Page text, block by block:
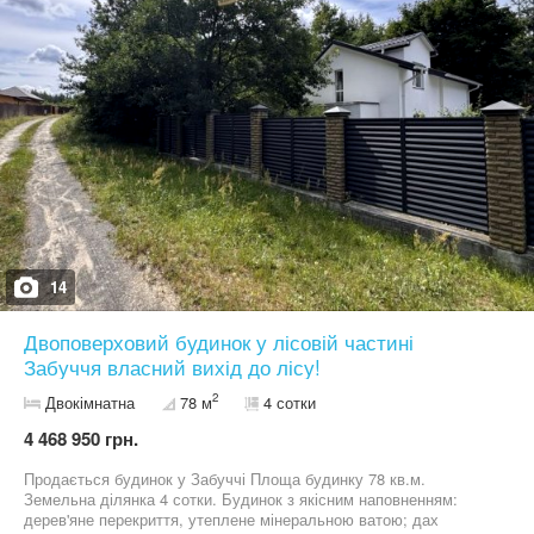
14
Двоповерховий будинок у лісовій частині
Забуччя власний вихід до лісу!
Двокімнатна 78 м2 4 сотки
4 468 950 грн.
Продається будинок у Забуччі Площа будинку 78 кв.м.
Земельна ділянка 4 сотки. Будинок з якісним наповненням:
дерев'яне перекриття, утеплене мінеральною ватою; дах